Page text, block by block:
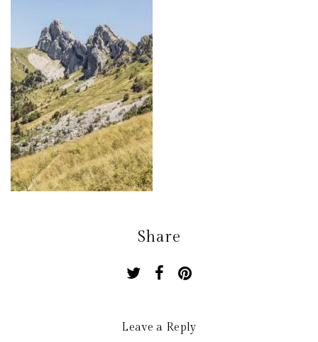
Share
Leave a Reply